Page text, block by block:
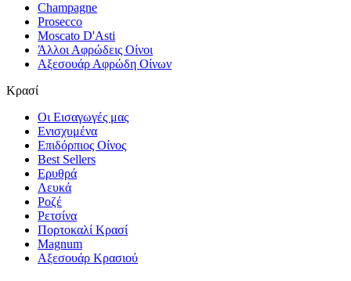
Champagne
Prosecco
Moscato D'Asti
Άλλοι Αφρώδεις Οίνοι
Αξεσουάρ Αφρώδη Οίνων
Κρασί
Οι Εισαγωγές μας
Ενισχυμένα
Επιδόρπιος Οίνος
Best Sellers
Ερυθρά
Λευκά
Ροζέ
Ρετσίνα
Πορτοκαλί Κρασί
Magnum
Αξεσουάρ Κρασιού